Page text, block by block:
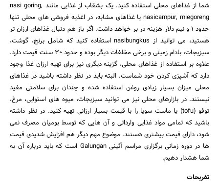
شما از غذاهای محلی استفاده کنید. یک بشقاب از غذایی مانند nasi goring,
nasicampur, miegoreng یا غذاهای مشابه، در اغذیه فروشی های محلی تنها
حدود ۱ و نیم دلار هزینه در بر خواهد داشت. اگر باز هم دنبال غذاهای ارزان تر
هستید، می توانید از nasibungkus استفاده کنید که شامل برنج، گوشت،
سبزیجات، بادام زمینی و برخی مخلفات دیگر بوده و حدود ۳۰ سنت قیمت دارد.
علاوه بر استفاده از غذاهای محلی، گزینه دیگری نیز برای تهیه ارزان غذا وجود
دارد که آشپزی کردن خود شماست. البته باید در نظر داشته باشید در غذاهای
محلی میزان بسیار زیادی روغن استفاده شده و چندان برای سلامتی مفید
نیستند. در بازارهای محلی نیز می توانید سبزیجات، میوه های استوایی، مرغ،
توفو (tofu) یا ماست سویا را با قیمت بسیار ارزانی تهیه کنید. در نظر داشته
باشید که تمامی مواد غذایی وارداتی و آن هایی که توسط بومیان مصرف نمی
شود، دارای قیمت بیشتری هستند. موضوع مهم دیگر هم افزایش شدیدی قیمت
ها در دوره زمانی برگزاری مراسم آئینی Galungan است که باید درباره آن به
شما هشدار دهیم.
تفریحات